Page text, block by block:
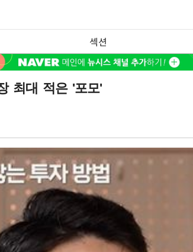
섹션
최대 적은 '포모'